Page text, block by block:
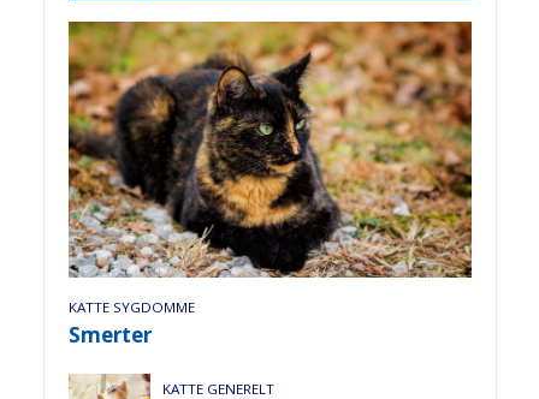
KATTE SYGDOMME
Smerter
KATTE GENERELT